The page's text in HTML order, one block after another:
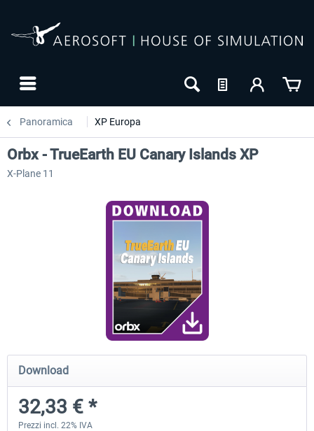
Panoramica XP Europa
Airport Berlin Brandenburg V2 XP
30,71 € *
Orbx - TrueEarth EU Canary Islands XP
X-Plane 11
Download
32,33 € *
Prezzi incl. 22% IVA